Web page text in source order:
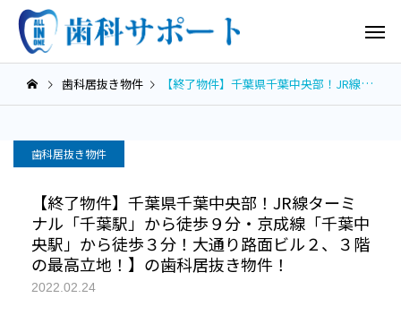
歯科居抜き物件 【終了物件】千葉県千葉中央部！JR線ターミナル「千葉駅」から徒歩９分・京成線「千葉中央駅」から徒歩３分！大通り路面ビル２、３階の最高立地！】の歯科居抜き物件！
歯科居抜き物件
【終了物件】千葉県千葉中央部！JR線ターミ
ナル「千葉駅」から徒歩９分・京成線「千葉中
央駅」から徒歩３分！大通り路面ビル２、３階
の最高立地！】の歯科居抜き物件！
2022.02.24